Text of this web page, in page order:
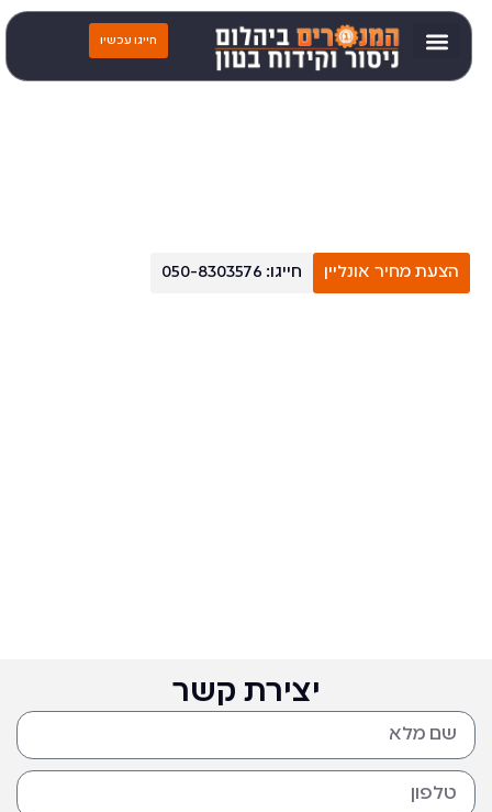
חייגו עכשיו
המנסרים ביהלום בע"מ
ניסור וקידוח בטון
הצעת מחיר אונליין חייגו: 050-8303576
יצירת קשר